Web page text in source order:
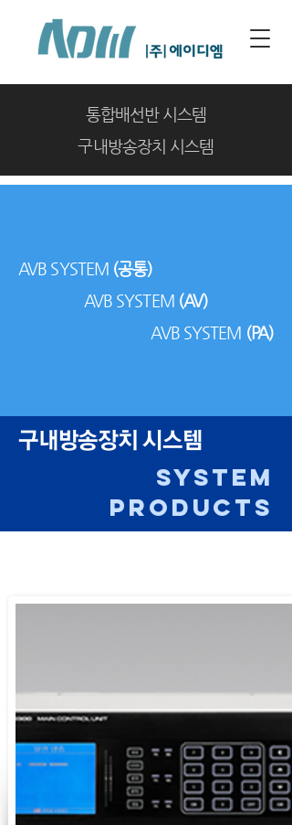
통합배선반 시스템
구내방송장치 시스템
AVB SYSTEM (공통)
AVB SYSTEM (AV)
AVB SYSTEM (PA)
구내방송장치 시스템
SYSTEM
PRODUCTS